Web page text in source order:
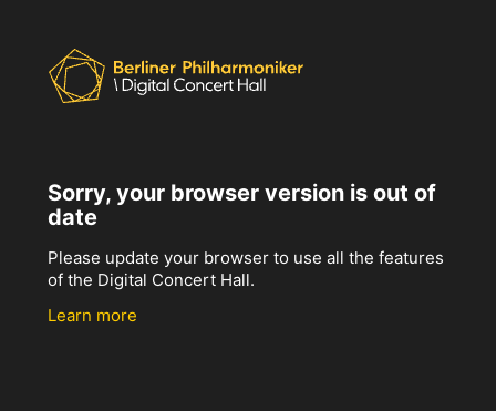
Sorry, your browser version is out of
date
Please update your browser to use all the features
of the Digital Concert Hall.
Learn more